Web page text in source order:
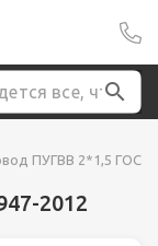
ПУГВВ 2*1,5 ГОСТ
2012